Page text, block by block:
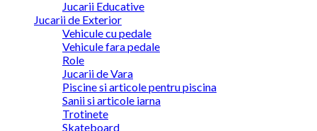
Jucarii Educative
Jucarii de Exterior
Vehicule cu pedale
Vehicule fara pedale
Role
Jucarii de Vara
Piscine si articole pentru piscina
Sanii si articole iarna
Trotinete
Skateboard